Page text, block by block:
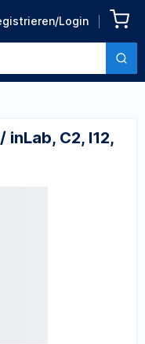
Login
Zurück zu den Produktdetails
inLab, C2, I12,